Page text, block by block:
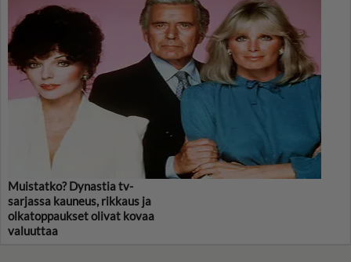
Muistatko? Dynastia tv-
sarjassa kauneus, rikkaus ja
olkatoppaukset olivat kovaa
valuuttaa